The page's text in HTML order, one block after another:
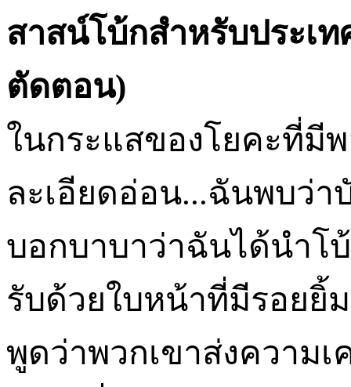
สาสน์โบ้กสำหรับประเ
ตัดตอน)
ในกระแสของโยคะที่มี
ละเอียดอ่อน...ฉันพบว่า
บอกบาบาว่าฉันได้นำโ
รับด้วยใบหน้าที่มีรอยยิ้
พูดว่าพวกเขาส่งความ